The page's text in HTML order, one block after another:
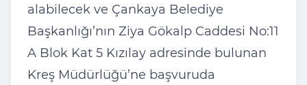
alabilecek ve Çankaya Belediye
Başkanlığı’nın Ziya Gökalp Caddesi No:11
A Blok Kat 5 Kızılay adresinde bulunan
Kreş Müdürlüğü’ne başvuruda